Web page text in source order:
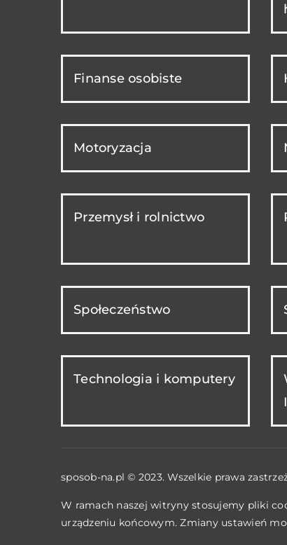
Finanse osobiste
Motoryzacja
Przemysł i rolnictwo
Społeczeństwo
Technologia i komputery
sposob-na.pl © 2023. Wszelkie prawa
W ramach naszej witryny stosujemy pliki
urządzeniu końcowym. Zmiany ustawień